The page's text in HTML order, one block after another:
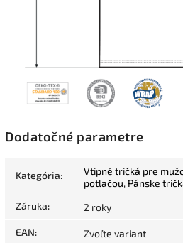
Dodatočné parametre
Kategória: Vtipné tričká pre
potlačou, Pánske
Záruka: 2 roky
EAN: Zvoľte variant